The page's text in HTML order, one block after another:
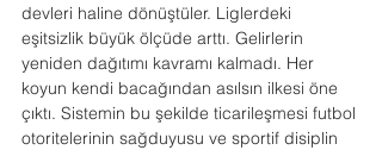
devleri haline dönüştüler. Liglerdeki
eşitsizlik büyük ölçüde arttı. Gelirlerin
yeniden dağıtımı kavramı kalmadı. Her
koyun kendi bacağından asılsın ilkesi öne
çıktı. Sistemin bu şekilde ticarileşmesi futbol
otoritelerinin sağduyusu ve sportif disiplin